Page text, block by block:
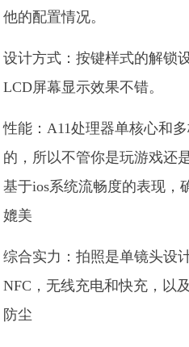
他的配置情况。
设计方式：按键样式的解锁
LCD屏幕显示效果不错。
性能：A11处理器单核心和
的，所以不管你是玩游戏还
基于ios系统流畅度的表现，
媲美
综合实力：拍照是单镜头设
NFC，无线充电和快充，以
防尘